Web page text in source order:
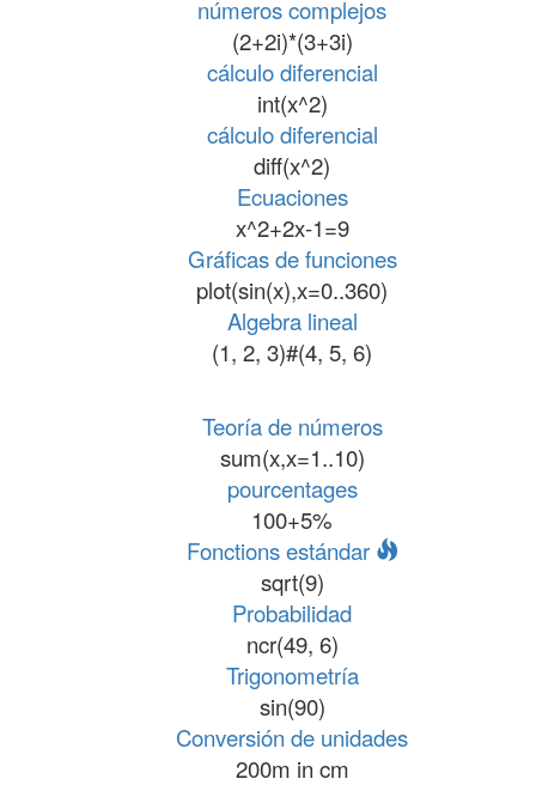
números complejos
(2+2i)*(3+3i)
cálculo diferencial
int(x^2)
cálculo diferencial
diff(x^2)
Ecuaciones
x^2+2x-1=9
Gráficas de funciones
plot(sin(x),x=0..360)
Algebra lineal
(1, 2, 3)#(4, 5, 6)
Teoría de números
sum(x,x=1..10)
pourcentages
100+5%
Fonctions estándar
sqrt(9)
Probabilidad
ncr(49, 6)
Trigonometría
sin(90)
Conversión de unidades
200m in cm